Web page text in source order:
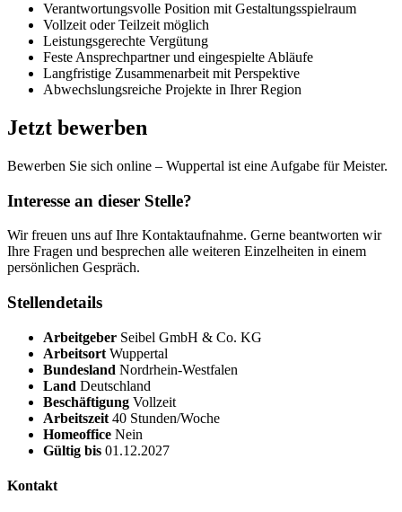
Verantwortungsvolle Position mit Gestaltungsspielraum
Vollzeit oder Teilzeit möglich
Leistungsgerechte Vergütung
Feste Ansprechpartner und eingespielte Abläufe
Langfristige Zusammenarbeit mit Perspektive
Abwechslungsreiche Projekte in Ihrer Region
Jetzt bewerben
Bewerben Sie sich online – Wuppertal ist eine Aufgabe für Meister.
Interesse an dieser Stelle?
Wir freuen uns auf Ihre Kontaktaufnahme. Gerne beantworten wir
Ihre Fragen und besprechen alle weiteren Einzelheiten in einem
persönlichen Gespräch.
Stellendetails
Arbeitgeber Seibel GmbH & Co. KG
Arbeitsort Wuppertal
Bundesland Nordrhein-Westfalen
Land Deutschland
Beschäftigung Vollzeit
Arbeitszeit 40 Stunden/Woche
Homeoffice Nein
Gültig bis 01.12.2027
Kontakt